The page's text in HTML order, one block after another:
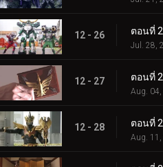
12 - 26 ตอนที่
Jul. 28,
12 - 27 ตอนที่
Aug.
12 - 28 ตอนที่
Aug.